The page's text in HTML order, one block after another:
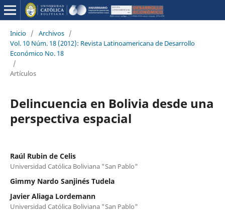
Inicio / Archivos /
Vol. 10 Núm. 18 (2012): Revista Latinoamericana de Desarrollo
Económico No. 18
/
Artículos
Delincuencia en Bolivia desde una
perspectiva espacial
Raúl Rubin de Celis
Universidad Católica Boliviana "San Pablo"
Gimmy Nardo Sanjinés Tudela
Javier Aliaga Lordemann
Universidad Católica Boliviana "San Pablo"